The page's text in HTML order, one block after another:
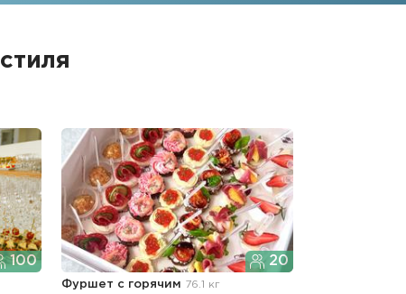
100 20
Фуршет с горячим 76.1 кг